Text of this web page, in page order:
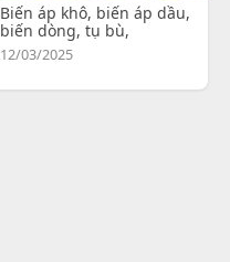
Biến áp khô, biến áp dầu,
biến dòng, tụ bù,
12/03/2025